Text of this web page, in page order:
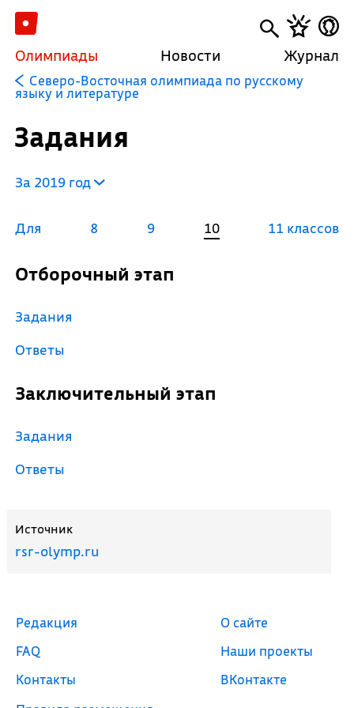
Олимпиады Новости Журнал
Северо-Восточная олимпиада по русскому
языку и литературе
Задания
За 2019 год
Для 8 9 10 11 классов
Отборочный этап
Задания
Ответы
Заключительный этап
Задания
Ответы
Источник
rsr-olymp.ru
Редакция
FAQ
Контакты
О сайте
Наши проекты
ВКонтакте